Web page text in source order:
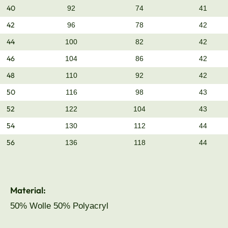
40 92 74 41
42 96 78 42
44 100 82 42
46 104 86 42
48 110 92 42
50 116 98 43
52 122 104 43
54 130 112 44
56 136 118 44
Material:
50% Wolle 50% Polyacryl